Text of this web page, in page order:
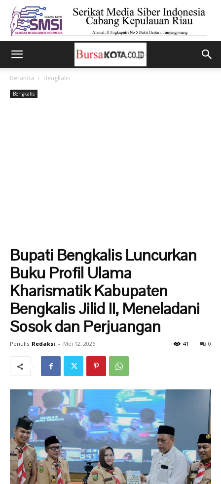
Beranda Bengkalis
Bengkalis
Bupati Bengkalis Luncurkan
Buku Profil Ulama
Kharismatik Kabupaten
Bengkalis Jilid II, Meneladani
Sosok dan Perjuangan
Penulis Redaksi - Mei 12, 2026 0
41